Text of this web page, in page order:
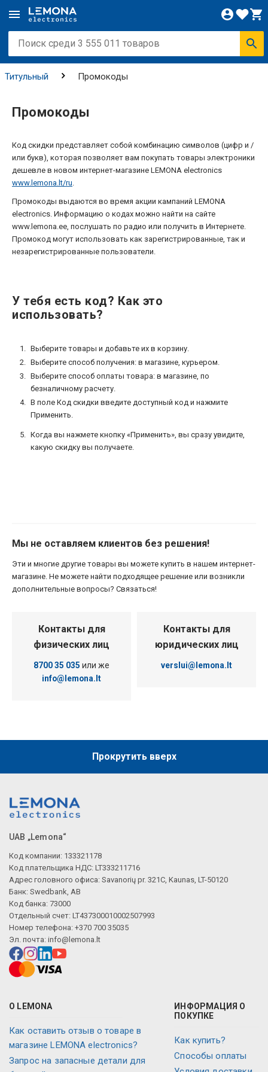
Титульный Промокоды
Промокоды
Код скидки представляет собой комбинацию символов (цифр и /
или букв), которая позволяет вам покупать товары электроники
дешевле в новом интернет-магазине LEMONA electronics
www.lemona.lt/ru
Промокоды выдаются во время акции кампаний LEMONA
electronics. Информацию о кодах можно найти на сайте
www.lemona.ee, послушать по радио или получить в Интернете.
Промокод могут использовать как зарегистрированные, так и
незарегистрированные пользователи.
У тебя есть код? Как это
использовать?
Выберите товары и добавьте их в корзину.
Выберите способ получения: в магазине, курьером.
Выберите способ оплаты товара: в магазине, по
безналичному расчету.
В поле Код скидки введите доступный код и нажмите
Применить.
Когда вы нажмете кнопку «Применить», вы сразу увидите,
какую скидку вы получаете.
Мы не оставляем клиентов без решения!
Эти и многие другие товары вы можете купить в нашем интернет-
магазине. Не можете найти подходящее решение или возникли
дополнительные вопросы? Связаться!
Контакты для
физических лиц
8700 35 035 или же
info@lemona.lt
Контакты для
юридических лиц
verslui@lemona.lt
Прокрутить вверх
UAB „Lemona“
Код компании: 133321178
Код плательщика НДС: LT333211716
Адрес головного офиса: Savanorių pr. 321C, Kaunas, LT-50120
Банк: Swedbank, AB
Код банка: 73000
Отдельный счет: LT437300010002507993
Номер телефона: +370 700 35035
Эл. почта: info@lemona.lt
О LEMONA
Как оставить отзыв о товаре в
магазине LEMONA electronics?
Запрос на запасные детали для
ИНФОРМАЦИЯ О
ПОКУПКЕ
Как купить?
Способы оплаты